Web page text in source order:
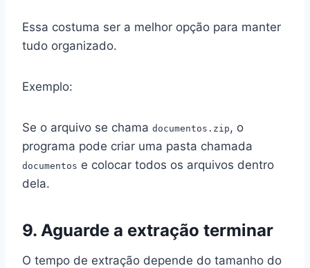
Essa costuma ser a melhor opção para manter
tudo organizado.
Exemplo:
Se o arquivo se chama documentos.zip , o
programa pode criar uma pasta chamada
documentos e colocar todos os arquivos dentro
dela.
9. Aguarde a extração terminar
O tempo de extração depende do tamanho do